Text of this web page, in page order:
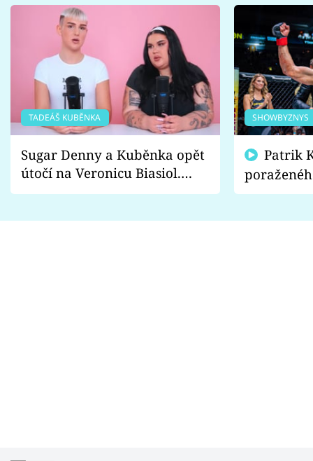
TADEÁŠ KUBĚNKA
Sugar Denny a Kuběnka opět
útočí na Veronicu Biasiol.
Proč je podle nich falešná a
SHOWBYZNYS
fanoušci